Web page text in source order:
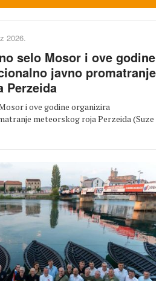
2026.
selo Mosor i ove godine
javno promatranje
Perzeida
i ove godine organizira
meteorskog roja Perzeida (Suze